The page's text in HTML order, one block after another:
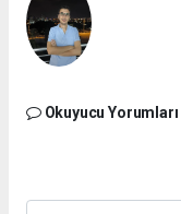
Okuyucu Yorumları